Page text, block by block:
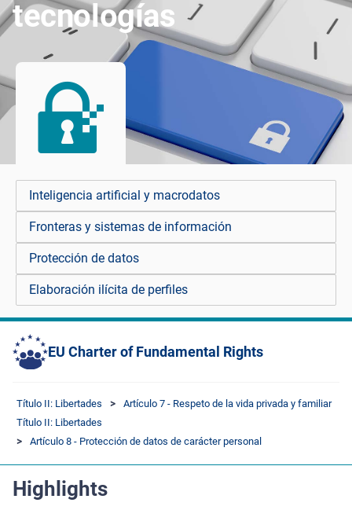
tecnologías
Inteligencia artificial y macrodatos
Fronteras y sistemas de información
Protección de datos
Elaboración ilícita de perfiles
EU Charter of Fundamental Rights
Título II: Libertades
Artículo 7 - Respeto de la vida privada y familiar
Título II: Libertades
Artículo 8 - Protección de datos de carácter personal
Highlights